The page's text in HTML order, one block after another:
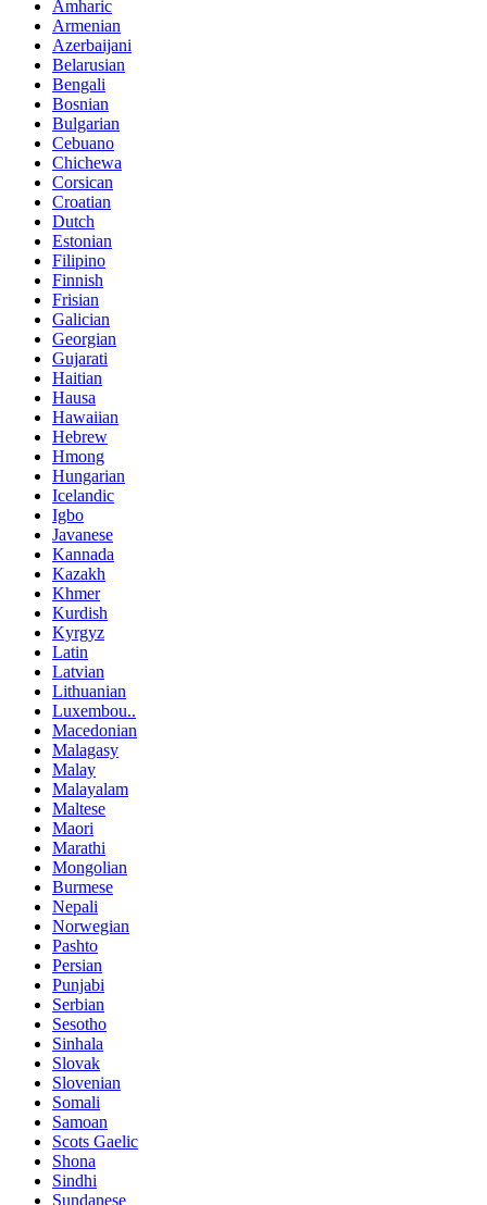
Amharic
Armenian
Azerbaijani
Belarusian
Bengali
Bosnian
Bulgarian
Cebuano
Chichewa
Corsican
Croatian
Dutch
Estonian
Filipino
Finnish
Frisian
Galician
Georgian
Gujarati
Haitian
Hausa
Hawaiian
Hebrew
Hmong
Hungarian
Icelandic
Igbo
Javanese
Kannada
Kazakh
Khmer
Kurdish
Kyrgyz
Latin
Latvian
Lithuanian
Luxembou..
Macedonian
Malagasy
Malay
Malayalam
Maltese
Maori
Marathi
Mongolian
Burmese
Nepali
Norwegian
Pashto
Persian
Punjabi
Serbian
Sesotho
Sinhala
Slovak
Slovenian
Somali
Samoan
Scots Gaelic
Shona
Sindhi
Sundanese